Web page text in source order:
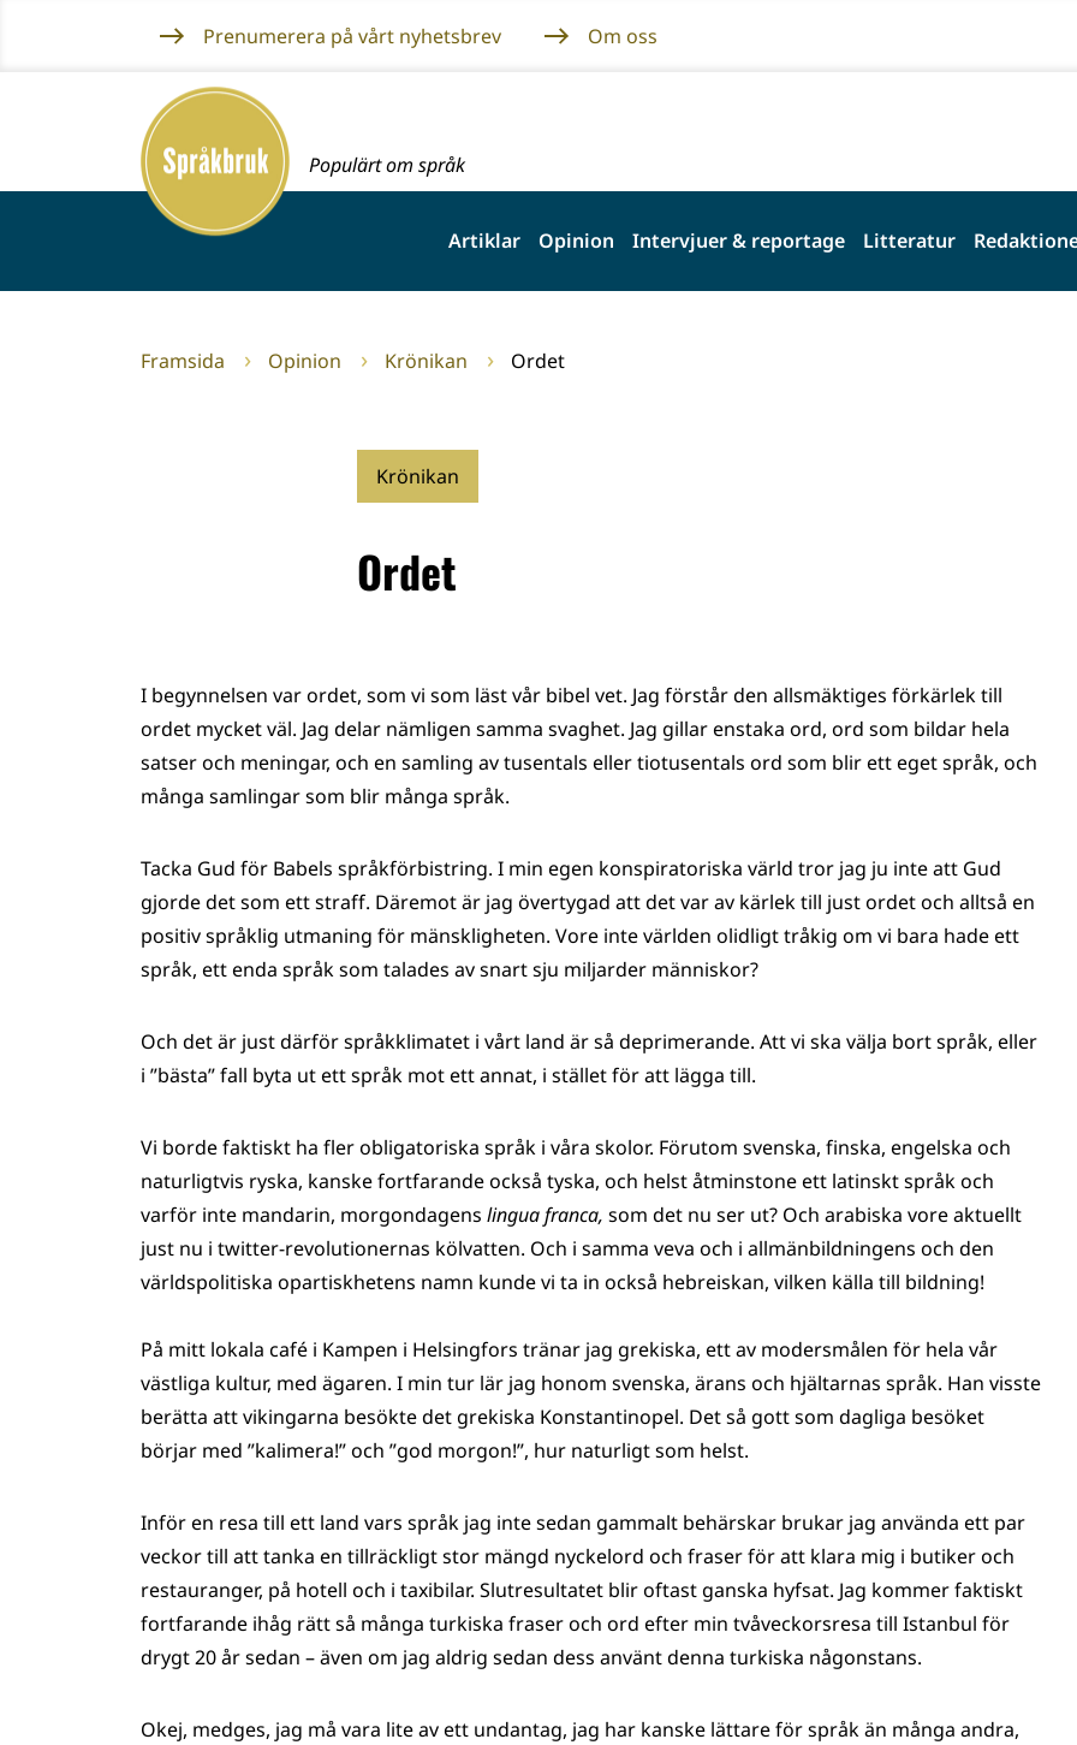
innehållet
Prenumerera på vårt nyhetsbrev Om oss
Framsida
Populärt om språk
Artiklar Opinion Intervjuer & reportage Litteratur
Framsida Opinion Krönikan Ordet
Krönikan
Ordet
I begynnelsen var ordet, som vi som läst vår bibel vet. Jag förstår den allsmäktiges förkärlek till
ordet mycket väl. Jag delar nämligen samma svaghet. Jag gillar enstaka ord, ord som bildar hela
satser och meningar, och en samling av tusentals eller tiotusentals ord som blir ett eget språk, och
många samlingar som blir många språk.
Tacka Gud för Babels språkförbistring. I min egen konspiratoriska värld tror jag ju inte att Gud
gjorde det som ett straff. Däremot är jag övertygad att det var av kärlek till just ordet och alltså en
positiv språklig utmaning för mänskligheten. Vore inte världen olidligt tråkig om vi bara hade ett
språk, ett enda språk som talades av snart sju miljarder människor?
Och det är just därför språkklimatet i vårt land är så deprimerande. Att vi ska välja bort språk, eller
i ”bästa” fall byta ut ett språk mot ett annat, i stället för att lägga till.
Vi borde faktiskt ha fler obligatoriska språk i våra skolor. Förutom svenska, finska, engelska och
naturligtvis ryska, kanske fortfarande också tyska, och helst åtminstone ett latinskt språk och
varför inte mandarin, morgondagens lingua franca, som det nu ser ut? Och arabiska vore aktuellt
just nu i twitter-revolutionernas kölvatten. Och i samma veva och i allmänbildningens och den
världspolitiska opartiskhetens namn kunde vi ta in också hebreiskan, vilken källa till bildning!
På mitt lokala café i Kampen i Helsingfors tränar jag grekiska, ett av modersmålen för hela vår
västliga kultur, med ägaren. I min tur lär jag honom svenska, ärans och hjältarnas språk. Han visste
berätta att vikingarna besökte det grekiska Konstantinopel. Det så gott som dagliga besöket
börjar med ”kalimera!” och ”god morgon!”, hur naturligt som helst.
Inför en resa till ett land vars språk jag inte sedan gammalt behärskar brukar jag använda ett par
veckor till att tanka en tillräckligt stor mängd nyckelord och fraser för att klara mig i butiker och
restauranger, på hotell och i taxibilar. Slut­resultatet blir oftast ganska hyfsat. Jag kommer faktiskt
fortfarande ihåg rätt så många turkiska fraser och ord efter min tvåveckorsresa till Istanbul för
drygt 20 år sedan – även om jag aldrig sedan dess använt denna turkiska någonstans.
Okej, medges, jag må vara lite av ett undantag, jag har kanske lättare för språk än många and­ra,